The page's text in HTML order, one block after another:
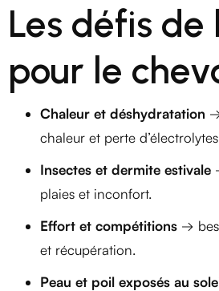
Les défis de
pour le
Chaleur et déshydratation
chaleur et perte
Insectes et dermite estivale
plaies et inconfort.
Effort et compétitions →
et récupération.
Peau et poil exposés au